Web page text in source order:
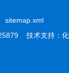
sitemap.xml
技术支持： 化